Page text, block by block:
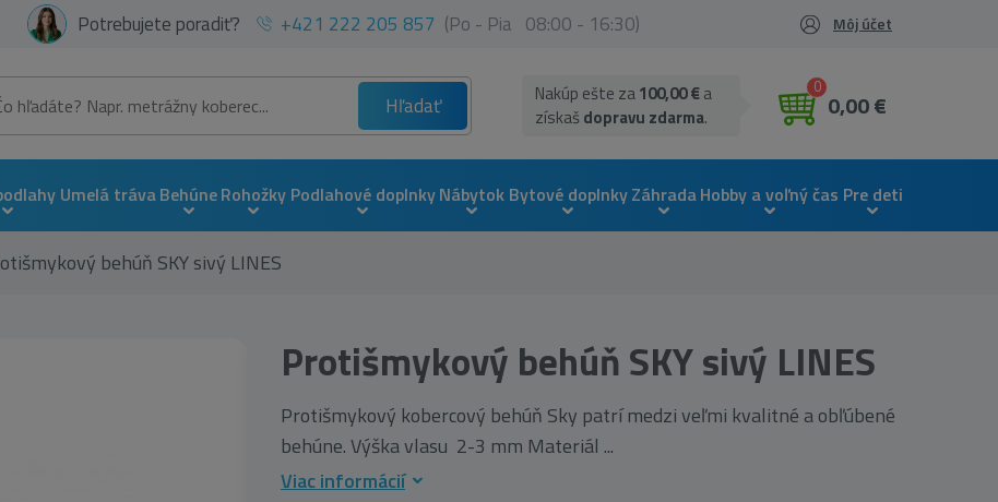
Potrebujete poradiť? +421 222 205 857 (Po - Pia 08:00 - 16:30) Môj účet
Hľadať
0
0,00 €
Nakúp ešte za100,00 €a
získaš dopravu zdarma.
Umelá trávaBehúneRohožky Podlahové doplnkyNábytok Bytové doplnkyZáhradaHobby a voľný čas Pre deti
behúň SKY sivý LINES
Protišmykový behúň SKY sivý LINES
Protišmykový kobercový behúň Sky patrí medzi veľmi kvalitné a obľúbené
behúne. Výška vlasu 2-3 mm Materiál ...
Viac informácií